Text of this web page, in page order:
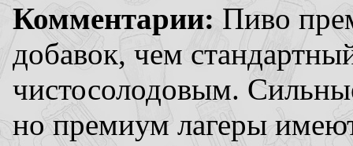
Комментарии: Пиво
добавок, чем
чистосолодовым.
но премиум лагеры